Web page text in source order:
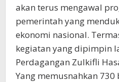
akan terus mengawal
pemerintah yang
ekonomi nasional.
kegiatan yang dipimpin
Perdagangan Zulkifli
Yang memusnahkan